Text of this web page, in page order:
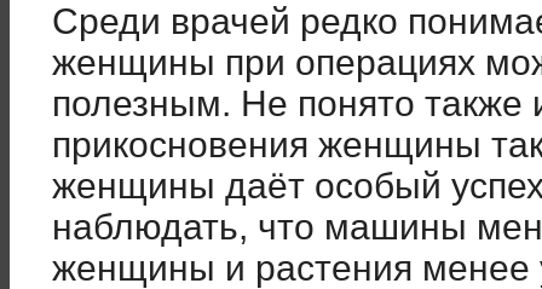
Среди врачей редко
женщины при операциях
полезным. Не понято также
прикосновения женщины
женщины даёт особый
наблюдать, что машины
женщины и растения менее